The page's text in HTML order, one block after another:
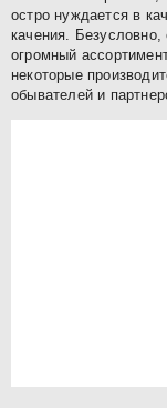
остро нуждается в
качения. Безусловно,
огромный
некоторые
обывателей и